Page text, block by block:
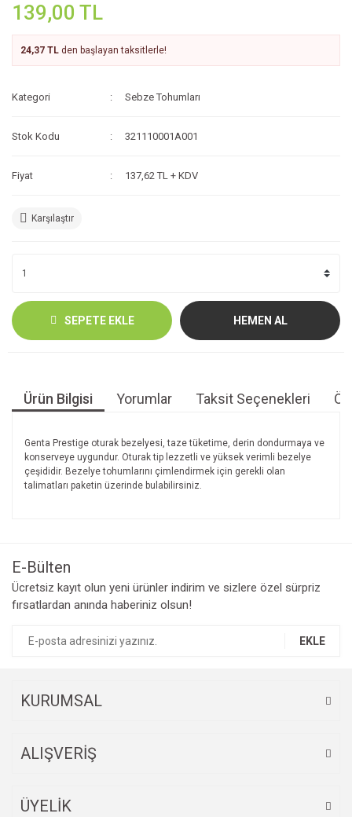
139,00 TL
24,37 TL den başlayan taksitlerle!
Kategori Sebze Tohumları
Stok Kodu 321110001A001
Fiyat 137,62 TL + KDV
Karşılaştır
SEPETE EKLE HEMEN AL
Ürün Bilgisi Yorumlar Taksit Seçenekleri
Genta Prestige oturak bezelyesi, taze tüketime, derin dondurmaya ve
konserveye uygundur. Oturak tip lezzetli ve yüksek verimli bezelye
çeşididir. Bezelye tohumlarını çimlendirmek için gerekli olan
talimatları paketin üzerinde bulabilirsiniz.
Ürün resmi kalitesiz, bozuk veya görüntülenemiyor.
Ürün açıklamasında eksik bilgiler bulunuyor.
E-Bülten
Ücretsiz kayıt olun yeni ürünler indirim ve sizlere özel sürpriz
fırsatlardan anında haberiniz olsun!
EKLE
KURUMSAL
ALIŞVERİŞ
ÜYELİK